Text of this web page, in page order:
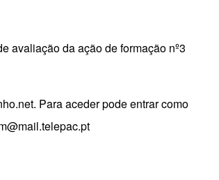
avaliação da ação de formação nº3
. Para aceder pode entrar como